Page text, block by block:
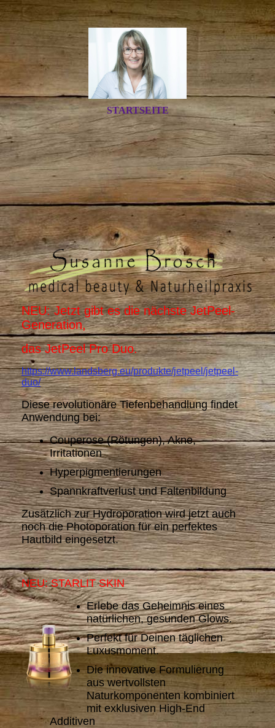
STARTSEITE
NEU: Jetzt gibt es die nächste JetPeel-
Generation,
das JetPeel Pro Duo.
https://www.landsberg.eu/produkte/jetpeel/jetpeel-
duo/
Diese revolutionäre Tiefenbehandlung findet
Anwendung bei:
Couperose (Rötungen), Akne,
Irritationen
Hyperpigmentierungen
Spannkraftverlust und Faltenbildung
Zusätzlich zur Hydroporation wird jetzt auch
noch die Photoporation für ein perfektes
Hautbild eingesetzt.
NEU: STARLIT SKIN
Erlebe das Geheimnis eines
natürlichen, gesunden Glows.
Perfekt für Deinen täglichen
Luxusmoment.
Die innovative Formulierung
aus wertvollsten
Naturkomponenten kombiniert
mit exklusiven High-End
Additiven